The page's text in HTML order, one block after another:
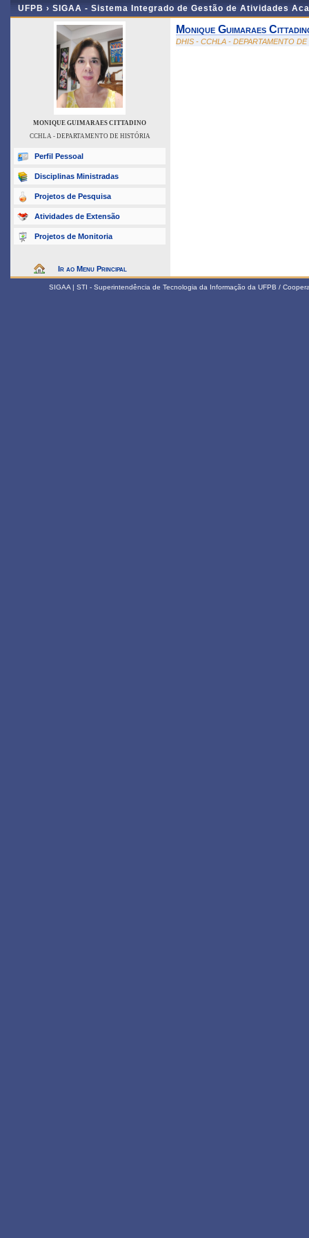
UFPB › SIGAA - Sistema Integrado de Gestão de Atividades
MONIQUE GUIMARAES CITTADINO
CCHLA - DEPARTAMENTO DE HISTÓRIA
Perfil Pessoal
Disciplinas Ministradas
Projetos de Pesquisa
Atividades de Extensão
Projetos de Monitoria
Ir ao Menu Principal
Monique Guimaraes
DHIS - CCHLA - DEPARTAMENTO
SIGAA | STI - Superintendência de Tecnologia da Informação da UFPB /